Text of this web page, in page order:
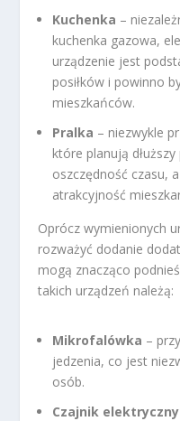
Kuchenka –
kuchenka gazowa,
urządzenie jest
posiłków i powinno
mieszkańców.
Pralka – niezwykle
które planują
oszczędność czasu,
atrakcyjność
Oprócz wymienionych
rozważyć dodanie
mogą znacząco
takich urządzeń należą:
Mikrofalówka –
jedzenia, co jest
osób.
Czajnik elektryczny